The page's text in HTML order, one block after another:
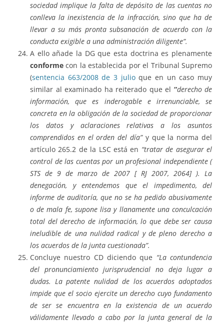
sociedad implique la falta de depósito de las cuentas no
conlleva la inexistencia de la infracción, sino que ha de
llevar a su más pronta subsanación de acuerdo con la
conducta exigible a una administración diligente”.
A ello añade la DG que esta doctrina es plenamente
conforme con la establecida por el Tribunal Supremo
(sentencia 663/2008 de 3 julioque en un caso muy
similar al examinado ha reiterado que el “derecho de
información, que es inderogable e irrenunciable, se
concreta en la obligación de la sociedad de proporcionar
los datos y aclaraciones relativas a los asuntos
comprendidos en el orden del día” y que la norma del
artículo 265.2 de la LSC está en “tratar de asegurar el
control de las cuentas por un profesional independiente (
STS de 9 de marzo de 2007 [ RJ 2007, 2064] ). La
denegación, y entendemos que el impedimento, del
informe de auditoría, que no se ha pedido abusivamente
o de mala fe, supone lisa y llanamente una conculcación
total del derecho de información, lo que debe ser causa
ineludible de una nulidad radical y de pleno derecho a
los acuerdos de la junta cuestionada”.
Concluye nuestro CD diciendo que “La contundencia
del pronunciamiento jurisprudencial no deja lugar a
dudas. La patente nulidad de los acuerdos adoptados
impide que el socio ejercite un derecho cuyo fundamento
de ser se encuentra en la existencia de un acuerdo
válidamente llevado a cabo por la junta general de la